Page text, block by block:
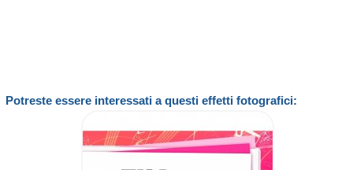
Potreste essere interessati a questi effetti fotografici: